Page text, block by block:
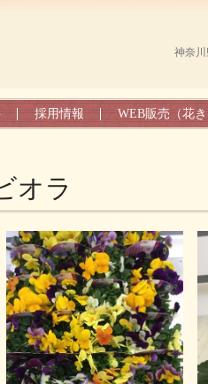
神奈
採用情報 WEB販売（花
オラ